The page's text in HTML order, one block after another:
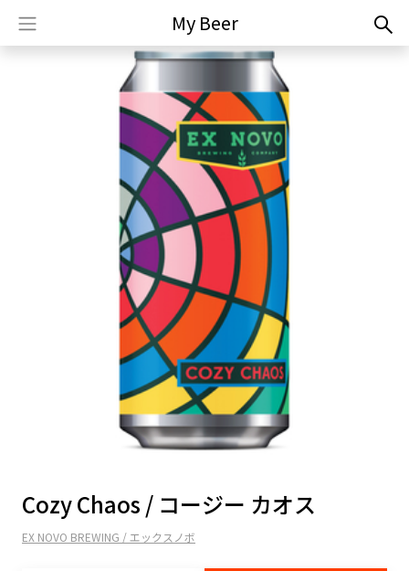
My Beer
Cozy Chaos / コージー カオス
EX NOVO BREWING / エックスノボ